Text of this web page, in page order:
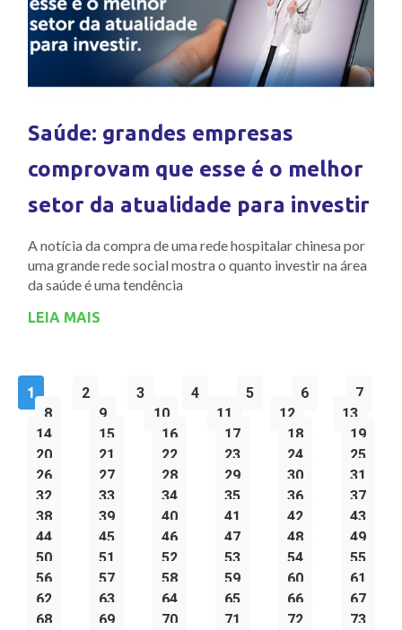
Saúde: grandes empresas
comprovam que esse é o melhor
setor da atualidade para investir
A notícia da compra de uma rede hospitalar chinesa por
uma grande rede social mostra o quanto investir na área
da saúde é uma tendência
LEIA MAIS
1 2 3 4 5 6
7
8
9 10 11 12
13
14
15 16 17 18
19
20
21 22 23 24
25
26
27 28 29 30
31
32
33 34 35 36
37
38
39 40 41 42
43
44
45 46 47 48
49
50
51 52 53 54
55
56
57 58 59 60
61
62
63 64 65 66
67
68
69 70 71 72
73